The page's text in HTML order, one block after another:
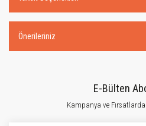
Önerileriniz
E-Bülten
Kampanya ve